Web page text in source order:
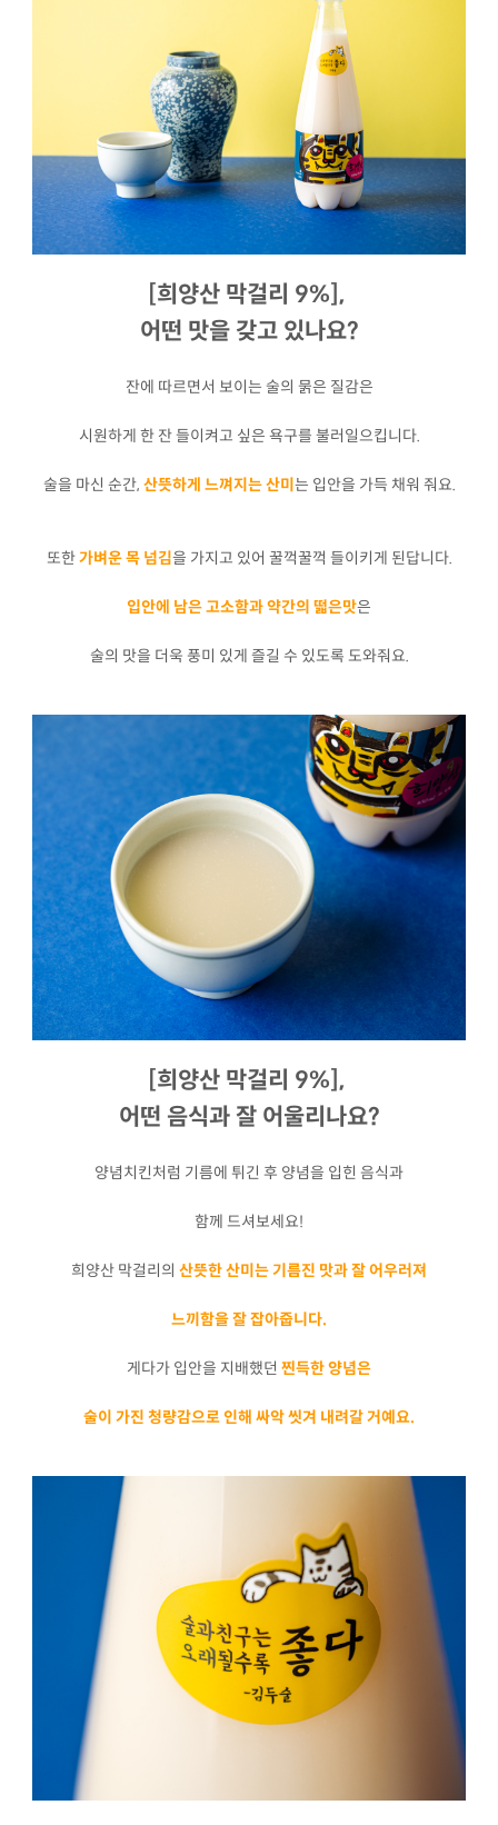
[희양산 막걸리 9%],
어떤 맛을 갖고 있나요?
잔에 따르면서 보이는 술의 묽은 질감은
시원하게 한 잔 들이켜고 싶은 욕구를 불러일으킵니다.
술을 마신 순간, 산뜻하게 느껴지는 산미 는 입안을 가득 채워 줘요.
또한가벼운 목 넘김을 가지고 있어 꿀꺽꿀꺽 들이키게 된답니다.
입안에 남은 고소함과 약간의 떫은맛은
술의 맛을 더욱 풍미 있게 즐길 수 있도록 도와줘요.
[희양산 막걸리 9%],
어떤 음식과 잘 어울리나요?
양념치킨처럼 기름에 튀긴 후 양념을 입힌 음식과
함께 드셔보세요!
희양산 막걸리의 산뜻한 산미는 기름진 맛과 잘 어우러져
느끼함을 잘 잡아줍니다.
게다가 입안을 지배했던 찐득한 양념은
술이 가진 청량감으로 인해 싸악 씻겨 내려갈 거예요.